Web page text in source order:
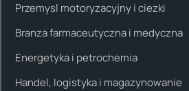
Przemysl motoryzacyjny i ciezki
Branza farmaceutyczna i medyczna
Energetyka i petrochemia
Handel, logistyka i magazynowanie